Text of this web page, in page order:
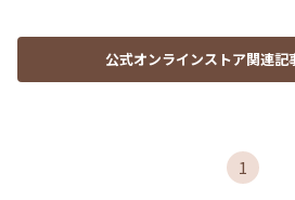
公式オンラインストア関連記
1